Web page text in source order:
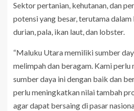
Sektor pertanian, kehutanan, dan
potensi yang besar, terutama
durian, pala, ikan laut, dan lobster.
“Maluku Utara memiliki sumber
melimpah dan beragam. Kami perlu
sumber daya ini dengan baik dan
perlu meningkatkan nilai tambah
agar dapat bersaing di pasar